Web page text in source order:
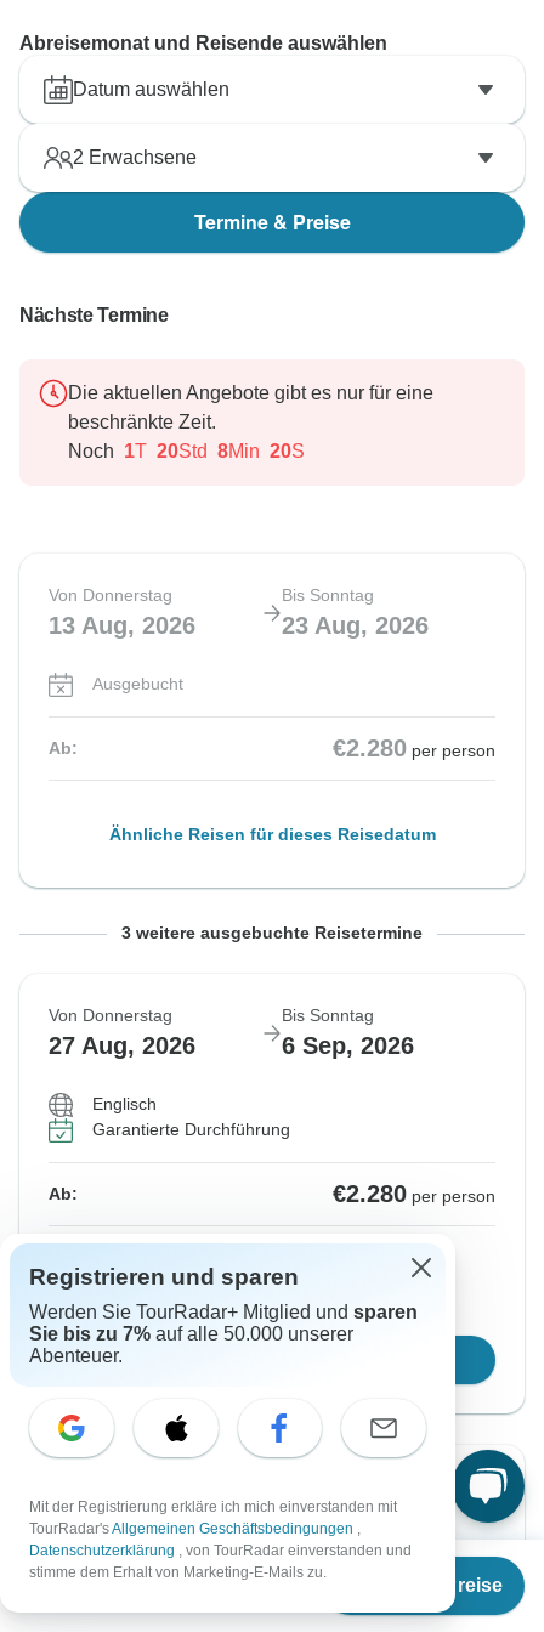
Termine & Preise
wir Ihnen in Zukunft ein noch besseres Erlebnis bieten
können.
Mit freundlichen Grüßen,
Abreisemonat und Reisende auswählen
Datum auswählen
2 Erwachsene
Termine & Preise
Nächste Termine
Die aktuellen Angebote gibt es nur für eine
beschränkte Zeit.
Noch 1T 20Std 8Min 19S
Von Donnerstag
13 Aug, 2026
Bis Sonntag
23 Aug, 2026
Ausgebucht
Ab: €2.280 per person
Ähnliche Reisen für dieses Reisedatum
Von Montag Bis Donnerstag
Ausgebucht
Von Donnerstag Bis Sonntag
Ausgebucht
Von Montag Bis Donnerstag
Ausgebucht
3 weitere ausgebuchte Reisetermine
Von Donnerstag
27 Aug, 2026
Bis Sonntag
6 Sep, 2026
Englisch
Garantierte Durchführung
Ab: €2.280 per person
Preis basierend auf privatem Doppelzimmer
31 Aug, 2026 10 Sep, 2026
Englisch
Registrieren und sparen
Werden Sie TourRadar+ Mitglied und sparen
Sie bis zu 7% auf alle 50.000 unserer
Abenteuer.
Mit der Registrierung erkläre ich mich einverstanden mit
TourRadar'sAllgemeinen Geschäftsbedingungen ,
Datenschutzerklärung , von TourRadar einverstanden und
stimme dem Erhalt von Marketing-E-Mails zu.